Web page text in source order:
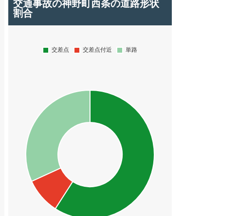
交通事故の神野町西条の道路形状
割合